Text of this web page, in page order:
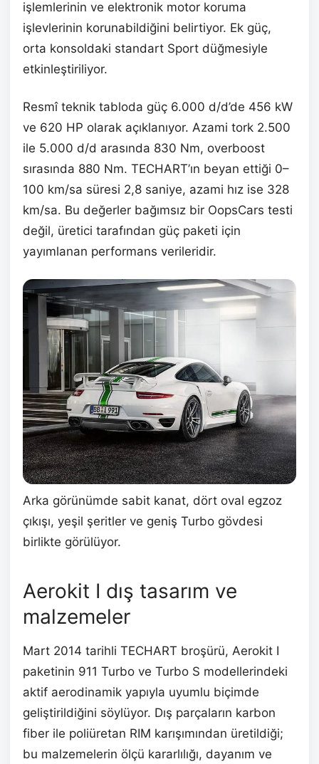
işlemlerinin ve elektronik motor koruma
işlevlerinin korunabildiğini belirtiyor. Ek güç,
orta konsoldaki standart Sport düğmesiyle
etkinleştiriliyor.
Resmî teknik tabloda güç 6.000 d/d’de 456 kW
ve 620 HP olarak açıklanıyor. Azami tork 2.500
ile 5.000 d/d arasında 830 Nm, overboost
sırasında 880 Nm. TECHART’ın beyan ettiği 0–
100 km/sa süresi 2,8 saniye, azami hız ise 328
km/sa. Bu değerler bağımsız bir OopsCars testi
değil, üretici tarafından güç paketi için
yayımlanan performans verileridir.
Arka görünümde sabit kanat, dört oval egzoz
çıkışı, yeşil şeritler ve geniş Turbo gövdesi
birlikte görülüyor.
Aerokit I dış tasarım ve
malzemeler
Mart 2014 tarihli TECHART broşürü, Aerokit I
paketinin 911 Turbo ve Turbo S modellerindeki
aktif aerodinamik yapıyla uyumlu biçimde
geliştirildiğini söylüyor. Dış parçaların karbon
fiber ile poliüretan RIM karışımından üretildiği;
bu malzemelerin ölçü kararlılığı, dayanım ve